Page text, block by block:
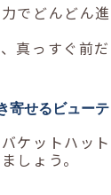
でどんどん
真っすぐ前
寄せるビュー
ケットハッ
しょう。